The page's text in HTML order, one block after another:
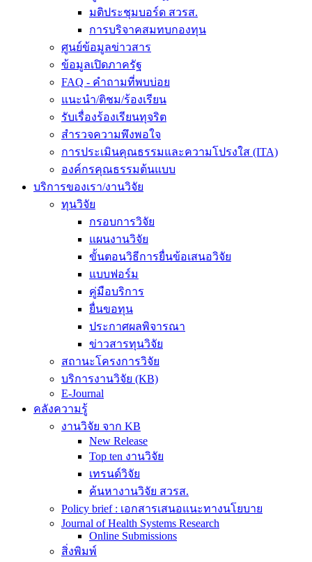
มติประชุมบอร์ด สวรส.
การบริจาคสมทบกองทุน
ศูนย์ข้อมูลข่าวสาร
ข้อมูลเปิดภาครัฐ
FAQ - คำถามที่พบบ่อย
แนะนำ/ติชม/ร้องเรียน
รับเรื่องร้องเรียนทุจริต
สำรวจความพึงพอใจ
การประเมินคุณธรรมและความโปรงใส (ITA)
องค์กรคุณธรรมต้นแบบ
บริการของเรา/งานวิจัย
ทุนวิจัย
กรอบการวิจัย
แผนงานวิจัย
ขั้นตอนวิธีการยื่นข้อเสนอวิจัย
แบบฟอร์ม
คู่มือบริการ
ยื่นขอทุน
ประกาศผลพิจารณา
ข่าวสารทุนวิจัย
สถานะโครงการวิจัย
บริการงานวิจัย (KB)
E-Journal
คลังความรู้
งานวิจัย จาก KB
New Release
Top ten งานวิจัย
เทรนด์วิจัย
ค้นหางานวิจัย สวรส.
Policy brief : เอกสารเสนอแนะทางนโยบาย
Journal of Health Systems Research
Online Submissions
สิ่งพิมพ์